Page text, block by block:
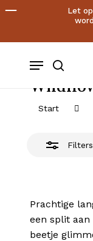
Skip
Let
search
Menu
Start
Filters
Prachtige
een split aan
beetje